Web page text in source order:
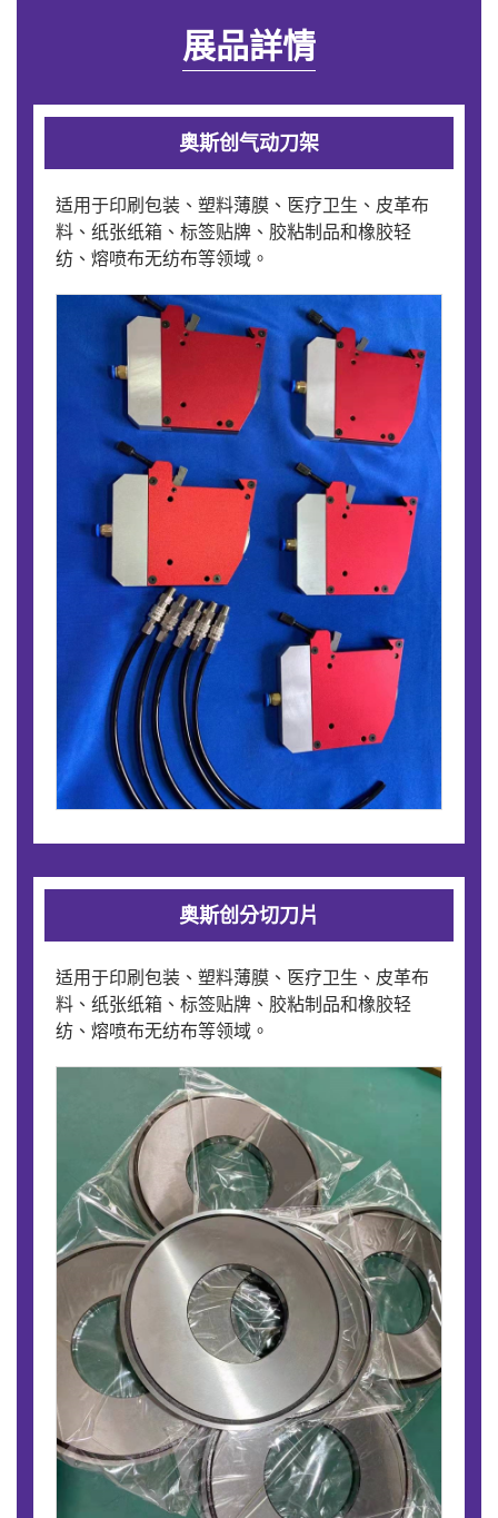
展品詳情
奥斯创气动刀架
适用于印刷包装、塑料薄膜、医疗卫生、皮革布
料、纸张纸箱、标签贴牌、胶粘制品和橡胶轻
纺、熔喷布无纺布等领域。
奥斯创分切刀片
适用于印刷包装、塑料薄膜、医疗卫生、皮革布
料、纸张纸箱、标签贴牌、胶粘制品和橡胶轻
纺、熔喷布无纺布等领域。